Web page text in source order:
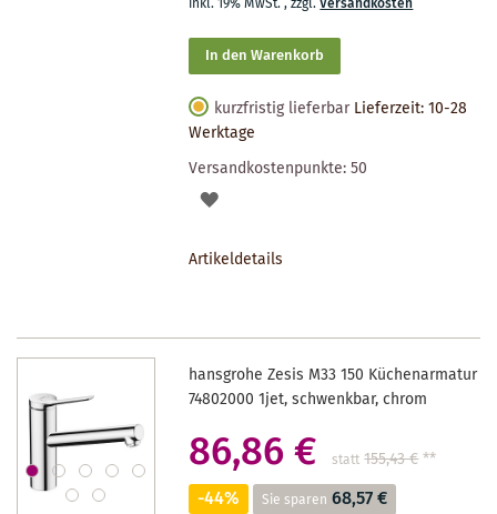
In den Warenkorb
kurzfristig lieferbar Lieferzeit: 10-28
Werktage
Versandkostenpunkte:50
AUF
Artikeldetails
hansgrohe Zesis M33 150 Küchenarmatur
74802000 1jet, schwenkbar, chrom
86,86 € statt 155,43 €**
-44% Sie sparen 68,57 €